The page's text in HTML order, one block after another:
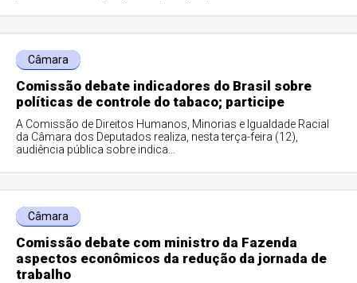
Câmara
Comissão debate indicadores do Brasil sobre
políticas de controle do tabaco; participe
A Comissão de Direitos Humanos, Minorias e Igualdade Racial
da Câmara dos Deputados realiza, nesta terça-feira (12),
audiência pública sobre indica...
Câmara
Comissão debate com ministro da Fazenda
aspectos econômicos da redução da jornada de
trabalho